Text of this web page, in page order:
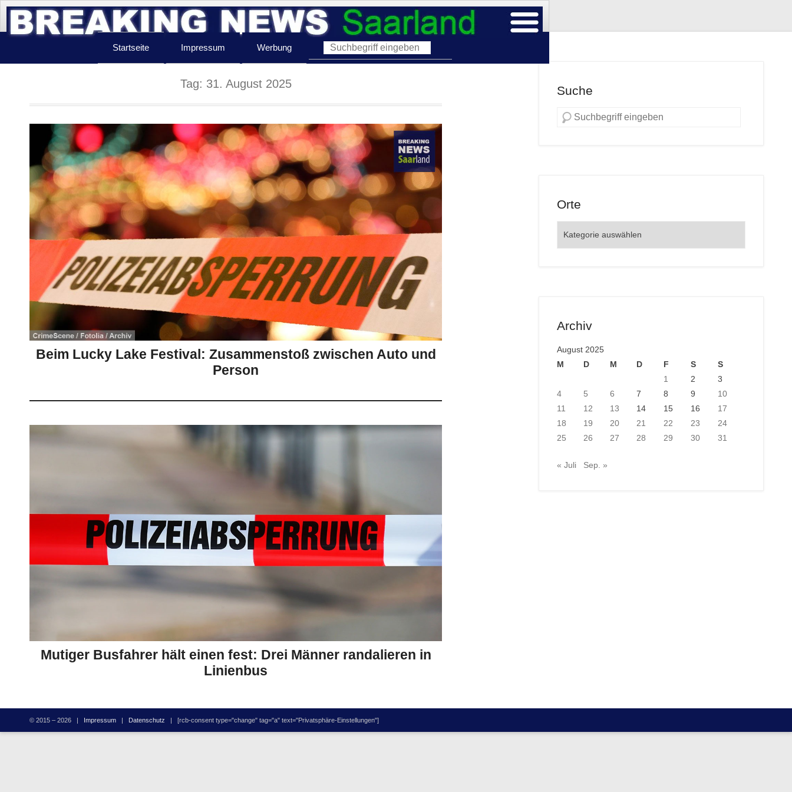
Startseite Impressum Werbung
Tag: 31. August 2025
Beim Lucky Lake Festival: Zusammenstoß zwischen Auto und
Person
Mutiger Busfahrer hält einen fest: Drei Männer randalieren in
Linienbus
Suche
Orte
Archiv
August 2025
M
D M D F S
S
1
2
3
4
5 6 7 8 9
10
11
12 13 14 15 16
17
18
19 20 21 22 23
24
25
26 27 28 29 30 31
« Juli Sep. »
© 2015 – 2026 | Impressum | Datenschutz | [rcb-consent type="change" tag="a" text="Privatsphäre-Einstellungen"]